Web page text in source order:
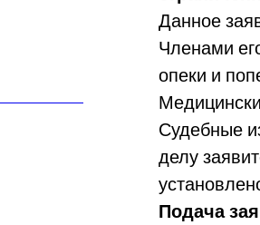
Данное
Членами
опеки и
Судебные
делу
Подача